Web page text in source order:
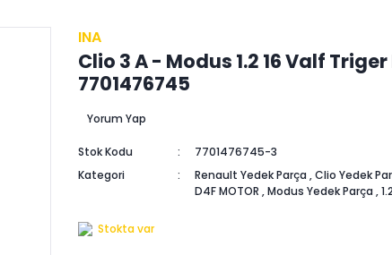
INA
Clio 3 A - Modus 1.2 16 Valf
7701476745
Yorum Yap
Stok Kodu
7701476745-3
Kategori
Renault Yedek Parça ,Clio Yedek
D4F MOTOR ,Modus Yedek Parça ,
Stokta var